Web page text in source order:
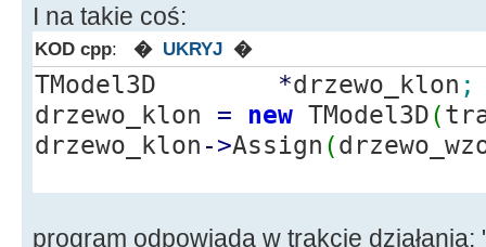
I na takie coś:
KOD cpp: � UKRYJ �
TModel3D *drzewo_klon ;
drzewo_klon = new TModel3D(
drzewo_klon ->Assign (
program odpowiada w trakcie